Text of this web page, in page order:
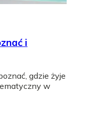
i
gdzie żyje
w